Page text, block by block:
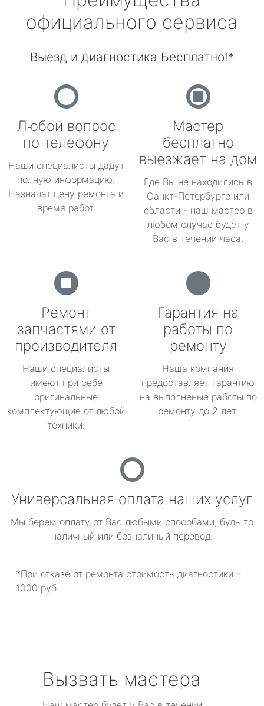
официального сервиса
Выезд и диагностика Бесплатно!*
Любой вопрос
по телефону
Наши специалисты дадут
полную информацию.
Назначат цену ремонта и
время работ.
Мастер
бесплатно
выезжает на дом
Где Вы не находились в
Санкт-Петербурге или
области - наш мастер в
любом случае будет у
Вас в течении часа.
Ремонт
запчастями от
производителя
Наши специалисты
имеют при себе
оригинальные
комплектующие от любой
техники.
Гарантия на
работы по
ремонту
Наша компания
предоставляет гарантию
на выполненые работы по
ремонту до 2 лет.
Универсальная оплата наших услуг
Мы берем оплату от Вас любыми способами, будь то
наличный или безналиный перевод.
*При отказе от ремонта стоимость диагностики –
1000 руб.
Вызвать мастера